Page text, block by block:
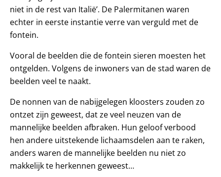
niet in de rest van Italië’. De Palermitanen waren
echter in eerste instantie verre van verguld met de
fontein.
Vooral de beelden die de fontein sieren moesten het
ontgelden. Volgens de inwoners van de stad waren de
beelden veel te naakt.
De nonnen van de nabijgelegen kloosters zouden zo
ontzet zijn geweest, dat ze veel neuzen van de
mannelijke beelden afbraken. Hun geloof verbood
hen andere uitstekende lichaamsdelen aan te raken,
anders waren de mannelijke beelden nu niet zo
makkelijk te herkennen geweest…